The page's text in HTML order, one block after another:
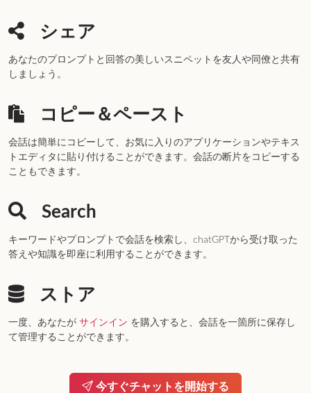
シェア
あなたのプロンプトと回答の美しいスニペットを友人や同僚と共有
しましょう。
コピー＆ペースト
会話は簡単にコピーして、お気に入りのアプリケーションやテキス
トエディタに貼り付けることができます。会話の断片をコピーする
こともできます。
Search
キーワードやプロンプトで会話を検索し、chatGPTから受け取った
答えや知識を即座に利用することができます。
ストア
一度、あなたが サインイン を購入すると、会話を一箇所に保存し
て管理することができます。
今すぐチャットを開始する